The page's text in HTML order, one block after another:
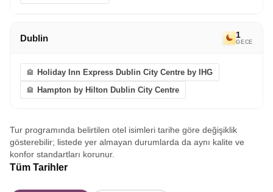
Dublin 1
GECE
Holiday Inn Express Dublin City Centre by IHG
Hampton by Hilton Dublin City Centre
Tur programında belirtilen otel isimleri tarihe göre değişiklik
gösterebilir; listede yer almayan durumlarda da aynı kalite ve
konfor standartları korunur.
Tüm Tarihler